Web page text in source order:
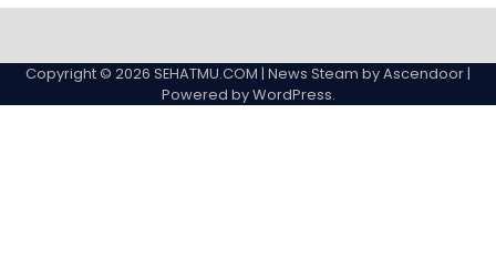
Copyright © 2026 SEHATMU.COM | News Steam byAscendoor|
Powered byWordPress.